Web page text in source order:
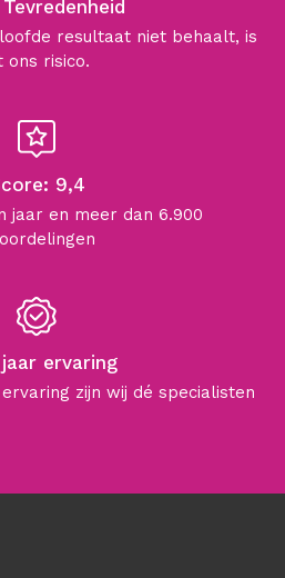
resultaat niet behaalt, is
ons risico.
9,4
jaar en meer dan 6.900
ervaring
zijn wij dé specialisten